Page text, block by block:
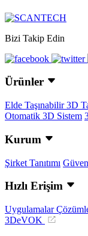
Bizi Takip Edin
Ürünler
Elde Taşınabilir 3D
Otomatik 3D Sistem
Kurum
Şirket Tanıtımı
Hızlı Erişim
Uygulamalar
3DeVOK